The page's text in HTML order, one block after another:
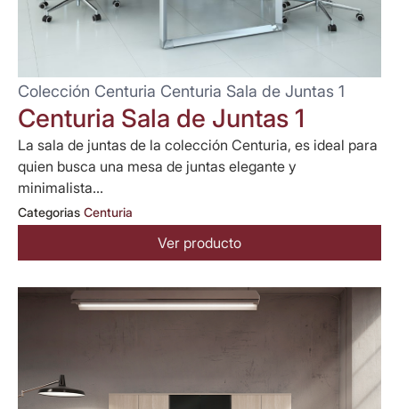
Colección Centuria Centuria Sala de Juntas 1
Centuria Sala de Juntas 1
La sala de juntas de la colección Centuria, es ideal para
quien busca una mesa de juntas elegante y
minimalista...
Categorias Centuria
Ver producto